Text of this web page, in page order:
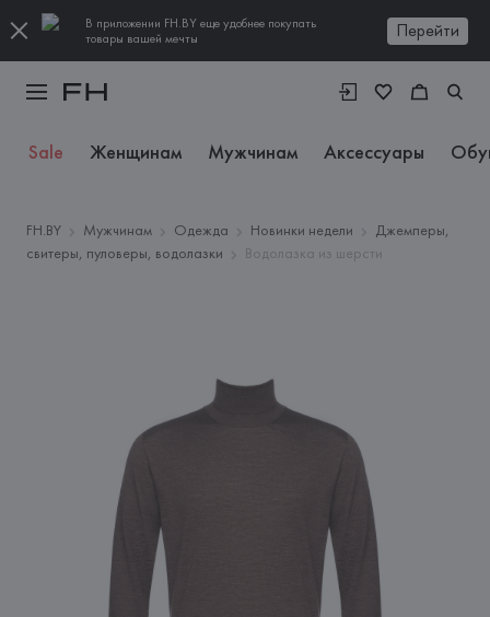
В приложении FH.BY еще удобнее покупать
товары вашей мечты
Перейти
Sale Женщинам Мужчинам Аксессуары
FH.BY Мужчинам Одежда Новинки недели
Джемперы,
свитеры, пуловеры, водолазки
Водолазка из шерсти